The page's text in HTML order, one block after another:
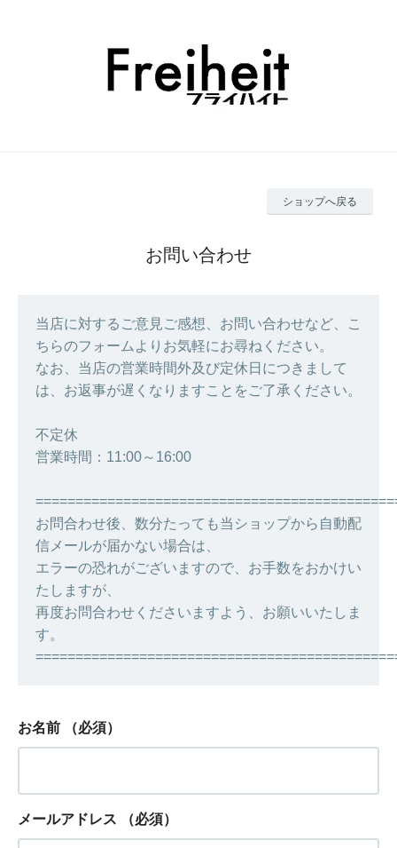
ショップへ戻る
お問い合わせ
当店に対するご意見ご感想、お問い合わせなど、こ
ちらのフォームよりお気軽にお尋ねください。
なお、当店の営業時間外及び定休日につきまして
は、お返事が遅くなりますことをご了承ください。
不定休
営業時間：11:00～16:00
お問合わせ後、数分たっても当ショップから自動配
信メールが届かない場合は、
エラーの恐れがございますので、お手数をおかけい
たしますが、
再度お問合わせくださいますよう、お願いいたしま
す。
お名前 （必須）
メールアドレス （必須）